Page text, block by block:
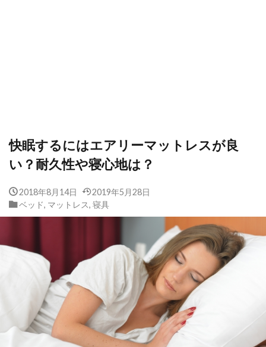
快眠するにはエアリーマットレスが良
い？耐久性や寝心地は？
2018年8月14日
2019年5月28日
ベッド, マットレス, 寝具